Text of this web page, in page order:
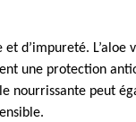
d’impureté. L’aloe
une protection
nourrissante peut